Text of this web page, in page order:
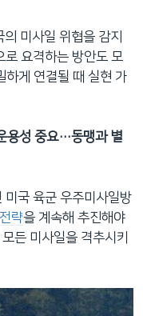
의 미사일 위협을 감지
요격하는 방안도 모
하게 연결될 때 실현 가
용성 중요…동맹과 별
미국 육군 우주미사일방
략을 계속해 추진해야
든 미사일을 격추시키